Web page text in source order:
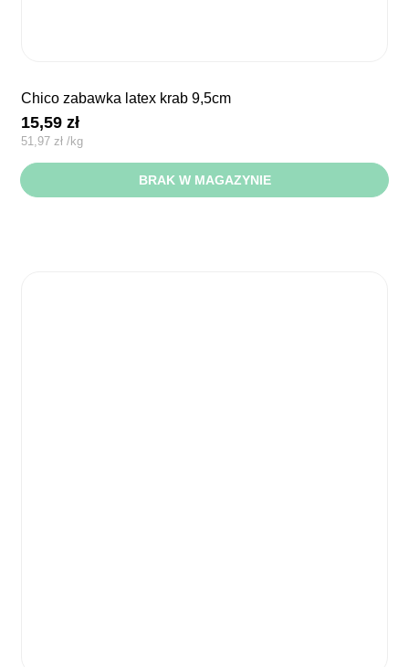
chico zabawka latex krab 9,5cm
15,59zł
51,97zł /kg
BRAK W MAGAZYNIE